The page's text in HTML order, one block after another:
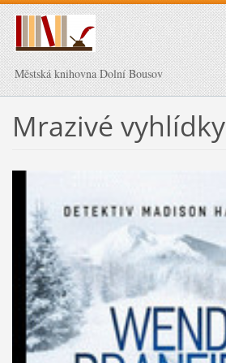
Městská knihovna Dolní Bousov
Mrazivé vyhlídky